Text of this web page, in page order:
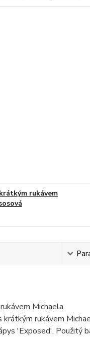
rukávem
Michaela.
rukávem
'Exposed'. Použitý